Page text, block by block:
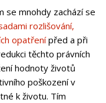
se mnohdy zachází se
rozlišování,
opatřenípřed a při
těchto právních
hodnoty životů
poškození v
k životu. Tím